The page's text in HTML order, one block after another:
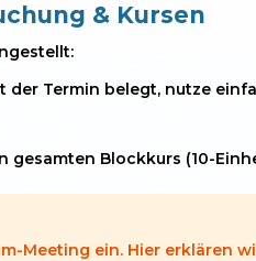
& Kursen
der Termin belegt, nutze
gesamten Blockkurs (10-
Meeting ein. Hier erklären